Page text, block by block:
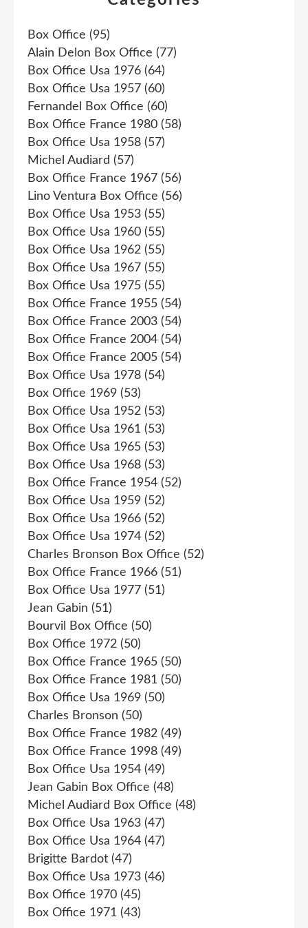
Box Office (95)
Alain Delon Box Office (77)
Box Office Usa 1976 (64)
Box Office Usa 1957 (60)
Fernandel Box Office (60)
Box Office France 1980 (58)
Box Office Usa 1958 (57)
Michel Audiard (57)
Box Office France 1967 (56)
Lino Ventura Box Office (56)
Box Office Usa 1953 (55)
Box Office Usa 1960 (55)
Box Office Usa 1962 (55)
Box Office Usa 1967 (55)
Box Office Usa 1975 (55)
Box Office France 1955 (54)
Box Office France 2003 (54)
Box Office France 2004 (54)
Box Office France 2005 (54)
Box Office Usa 1978 (54)
Box Office 1969 (53)
Box Office Usa 1952 (53)
Box Office Usa 1961 (53)
Box Office Usa 1965 (53)
Box Office Usa 1968 (53)
Box Office France 1954 (52)
Box Office Usa 1959 (52)
Box Office Usa 1966 (52)
Box Office Usa 1974 (52)
Charles Bronson Box Office (52)
Box Office France 1966 (51)
Box Office Usa 1977 (51)
Jean Gabin (51)
Bourvil Box Office (50)
Box Office 1972 (50)
Box Office France 1965 (50)
Box Office France 1981 (50)
Box Office Usa 1969 (50)
Charles Bronson (50)
Box Office France 1982 (49)
Box Office France 1998 (49)
Box Office Usa 1954 (49)
Jean Gabin Box Office (48)
Michel Audiard Box Office (48)
Box Office Usa 1963 (47)
Box Office Usa 1964 (47)
Brigitte Bardot (47)
Box Office Usa 1973 (46)
Box Office 1970 (45)
Box Office 1971 (43)